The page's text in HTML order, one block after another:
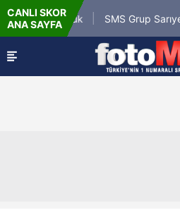
CANLI SKOR
ANA SAYFA
SMS Grup Sarıyerspor